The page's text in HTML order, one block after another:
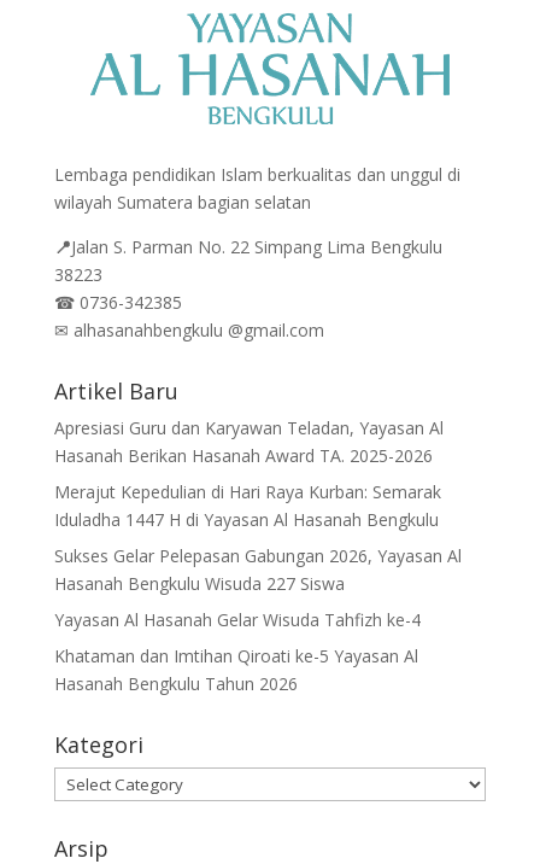
Lembaga pendidikan Islam berkualitas dan unggul di
wilayah Sumatera bagian selatan
📍Jalan S. Parman No. 22 Simpang Lima Bengkulu
38223
☎0736-342385
✉ alhasanahbengkulu @gmail.com
Artikel Baru
Apresiasi Guru dan Karyawan Teladan, Yayasan Al
Hasanah Berikan Hasanah Award TA. 2025-2026
Merajut Kepedulian di Hari Raya Kurban: Semarak
Iduladha 1447 H di Yayasan Al Hasanah Bengkulu
Sukses Gelar Pelepasan Gabungan 2026, Yayasan Al
Hasanah Bengkulu Wisuda 227 Siswa
Yayasan Al Hasanah Gelar Wisuda Tahfizh ke-4
Khataman dan Imtihan Qiroati ke-5 Yayasan Al
Hasanah Bengkulu Tahun 2026
Kategori
Kategori
Arsip